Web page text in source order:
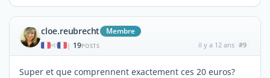
cloe.reubrecht Membre
| 19POSTS il y a 12 ans #9
Super et que comprennent exactement ces 20 euros?